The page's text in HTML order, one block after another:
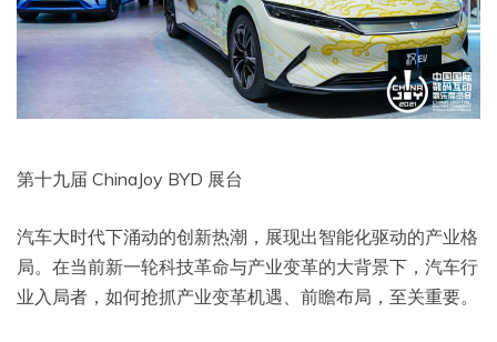
第十九届 ChinaJoy BYD 展台
汽车大时代下涌动的创新热潮，展现出智能化驱动的产业格
局。在当前新一轮科技革命与产业变革的大背景下，汽车行
业入局者，如何抢抓产业变革机遇、前瞻布局，至关重要。